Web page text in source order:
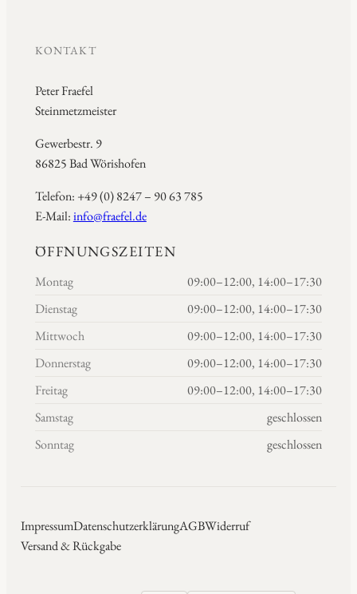
KONTAKT
Peter Fraefel
Steinmetzmeister
Gewerbestr. 9
86825 Bad Wörishofen
Telefon: +49 (0) 8247 – 90 63 785
E-Mail:info@fraefel.de
ÖFFNUNGSZEITEN
Montag
09:00–12:00, 14:00–17:30
Dienstag
09:00–12:00, 14:00–17:30
Mittwoch
09:00–12:00, 14:00–17:30
Donnerstag
09:00–12:00, 14:00–17:30
Freitag
09:00–12:00, 14:00–17:30
Samstag
geschlossen
Sonntag
geschlossen
ImpressumDatenschutzerklärungAGBWiderruf
Versand & Rückgabe